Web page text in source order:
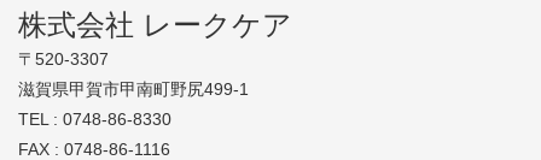
株式会社 レークケア
〒520-3307
滋賀県甲賀市甲南町野尻499-1
TEL : 0748-86-8330
FAX : 0748-86-1116